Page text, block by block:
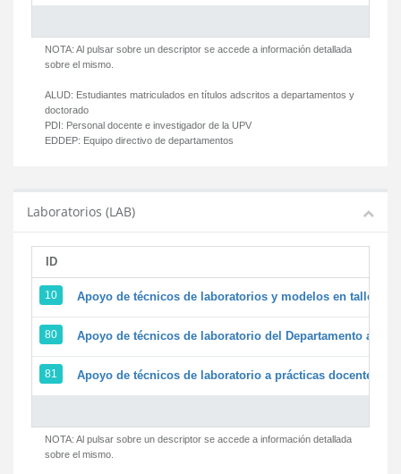
NOTA: Al pulsar sobre un descriptor se accede a información detallada
sobre el mismo.
ALUD: Estudiantes matriculados en títulos adscritos a departamentos y
doctorado
PDI: Personal docente e investigador de la UPV
EDDEP: Equipo directivo de departamentos
Laboratorios (LAB)
ID
10 Apoyo de técnicos de laboratorios y modelos en
80 Apoyo de técnicos de laboratorio del Departamento a la
81 Apoyo de técnicos de laboratorio a prácticas docentes y
NOTA: Al pulsar sobre un descriptor se accede a información detallada
sobre el mismo.